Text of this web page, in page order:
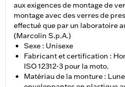
aux exigences de montage de
montage avec des verres de
effectué que par un laboratoire
(Marcolin S.p.A.)
Sexe : Unisexe
Fabricant et certification :
ISO 12312-3 pour la moto.
Matériau de la monture :